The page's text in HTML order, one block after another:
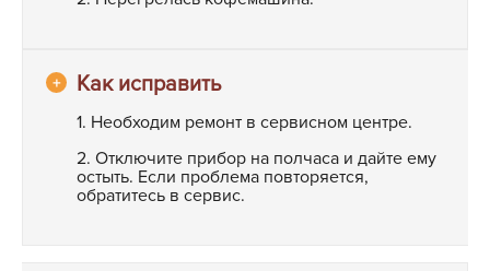
1. Необходим ремонт в сервисном центре.
2. Отключите прибор на полчаса и дайте ему
остыть. Если проблема повторяется,
обратитесь в сервис.